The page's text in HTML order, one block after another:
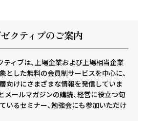
クティ ブのご案内
ティブは、上場企業および上場相当企業
とした無料の会員制サービスを中心に、
向けにさまざまな情報を発信していま
メールマガジンの購読、経営に役立つ旬
いるセミナー、勉強会にも参加いただけ